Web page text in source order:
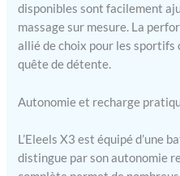
disponibles sont facilement
massage sur mesure. La
allié de choix pour les sportifs
quête de détente.
Autonomie et recharge
L’Eleels X3 est équipé d’une
distingue par son autonomie